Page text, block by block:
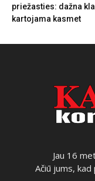
priežasties: dažna
kartojama kasmet
Jau 16
Ačiū jums,